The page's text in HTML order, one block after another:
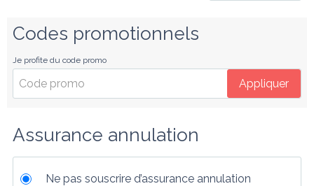
Codes promotionnels
Je profite du code promo
Appliquer
Assurance annulation
Ne pas souscrire d’assurance annulation